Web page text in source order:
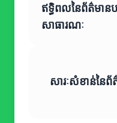
ឥទ្ធិពលនៃព័ត៌មានប
សាធារណៈ
សារៈសំខាន់នៃព័ត៌